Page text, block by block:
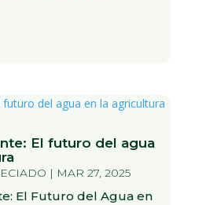
El futuro del agua
| MAR 27, 2025
El Futuro del Agua en